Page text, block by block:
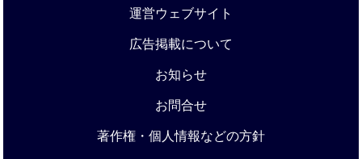
運営ウェブサイト
広告掲載について
お知らせ
お問合せ
著作権・個人情報などの方針